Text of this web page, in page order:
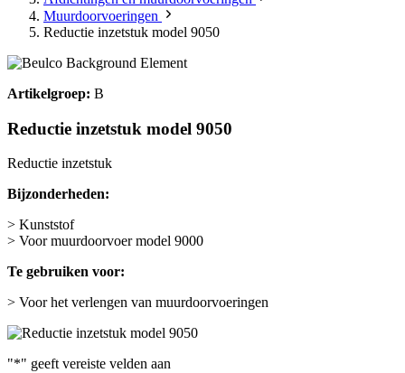
Muurdoorvoeringen
Reductie inzetstuk model 9050
Artikelgroep: B
Reductie inzetstuk model 9050
Reductie inzetstuk
Bijzonderheden:
> Kunststof
> Voor muurdoorvoer model 9000
Te gebruiken voor:
> Voor het verlengen van muurdoorvoeringen
"*" geeft vereiste velden aan